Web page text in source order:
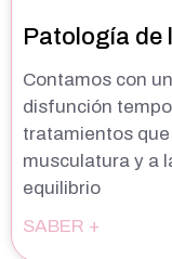
Patología de
Contamos con
disfunción
tratamientos
musculatura y a
equilibrio
SABER +